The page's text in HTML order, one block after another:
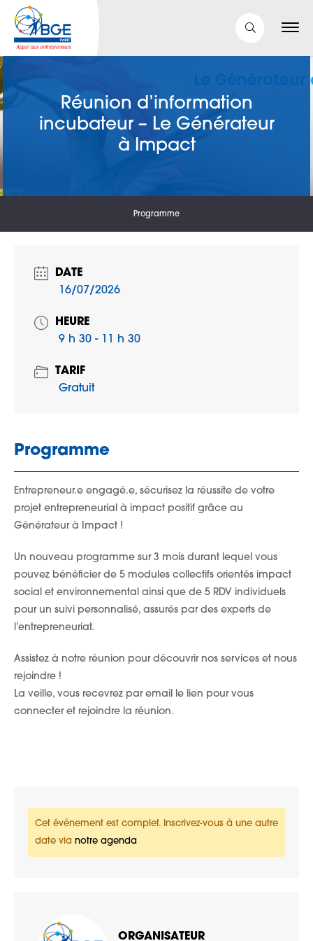
Réunion d’information
incubateur – Le Générateur
à Impact
Programme
DATE
16/07/2026
HEURE
9 h 30 - 11 h 30
TARIF
Gratuit
Programme
Entrepreneur.e engagé.e, sécurisez la réussite de votre
projet entrepreneurial à impact positif grâce au
Générateur à Impact !
Un nouveau programme sur 3 mois durant lequel vous
pouvez bénéficier de 5 modules collectifs orientés impact
social et environnemental ainsi que de 5 RDV individuels
pour un suivi personnalisé, assurés par des experts de
l’entrepreneuriat.
Assistez à notre réunion pour découvrir nos services et nous
rejoindre !
La veille, vous recevrez par email le lien pour vous
connecter et rejoindre la réunion.
Cet événement est complet. Inscrivez-vous à une autre
date via
notre agenda
ORGANISATEUR